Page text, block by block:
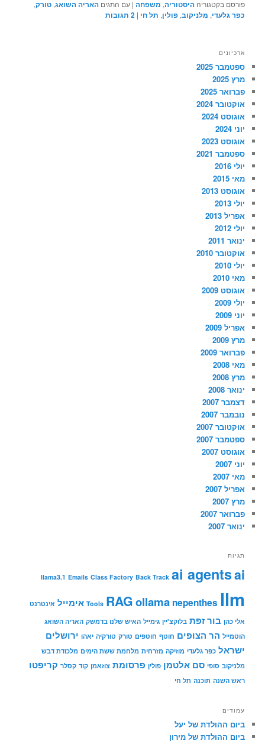
פורסם בקטגוריה היסטוריה, משפחה |עם התגים האריה השואג,טורק,
כפר גלעדי, מלניקוב,פולין, תל חי |
2 תגובות
ארכיונים
ספטמבר 2025
מרץ 2025
פברואר 2025
אוקטובר 2024
אוגוסט 2024
יוני 2024
אוגוסט 2023
ספטמבר 2021
יולי 2016
מאי 2015
אוגוסט 2013
יולי 2013
אפריל 2013
יולי 2012
ינואר 2011
אוקטובר 2010
יולי 2010
מאי 2010
אוגוסט 2009
יולי 2009
יוני 2009
אפריל 2009
מרץ 2009
פברואר 2009
מאי 2008
מרץ 2008
ינואר 2008
דצמבר 2007
נובמבר 2007
אוקטובר 2007
ספטמבר 2007
אוגוסט 2007
יוני 2007
מאי 2007
אפריל 2007
מרץ 2007
פברואר 2007
ינואר 2007
תגיות
ai
ai agents
Back Track
Class Factory
Emails
llama3.1
llm
nepenthes
ollama
RAG
Tools אימייל אינטרנט
אלי כהן בור זפת בלוקצ'יין גימייל האיש שלנו בדמשק האריה השואג
הוטמייל הר הצופים חוטף חוטפים טורק טורקיה יאהו ירושלים
ישראל כפר גלעדי מוזיקה מזרחית מלחמת ששת הימים מלכודת דבש
מלניקוב סופי סם אלטמן פולין פרסומת צוזאמן קוד קסלר קריפטו
ראש השנה תוכנה תל חי
עמודים
ביום ההולדת של יעל
ביום ההולדת של מירון